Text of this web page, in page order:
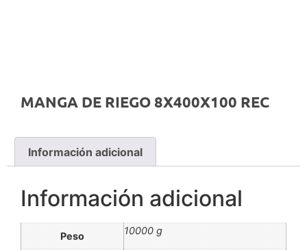
MANGA DE RIEGO 8X400X100 REC
Información adicional
Información adicional
Peso 10000 g